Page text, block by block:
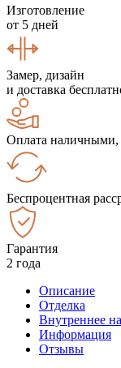
Изготовление
от 5 дней
Замер, дизайн
и доставка
Оплата наличными,
Беспроцентная
Гарантия
2 года
Описание
Отделка
Внутреннее
Информация
Отзывы